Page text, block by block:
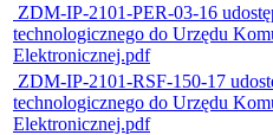
ZDM-IP-2101-PER-03-16
technologicznego do Urzędu
Elektronicznej.pdf
ZDM-IP-2101-RSF-150-17
technologicznego do Urzędu
Elektronicznej.pdf